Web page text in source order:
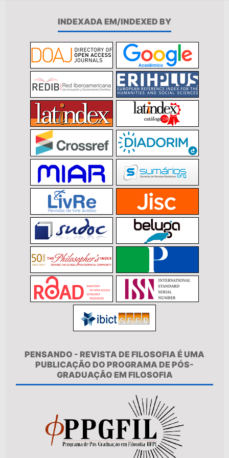
INDEXADA EM/INDEXED BY
PENSANDO - REVISTA DE FILOSOFIA É UMA
PUBLICAÇÃO DO PROGRAMA DE PÓS-
GRADUAÇÃO EM FILOSOFIA